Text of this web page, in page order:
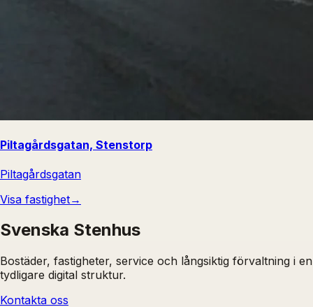
Piltagårdsgatan, Stenstorp
Piltagårdsgatan
Visa fastighet→
Svenska Stenhus
Bostäder, fastigheter, service och långsiktig förvaltning i en
tydligare digital struktur.
Kontakta oss